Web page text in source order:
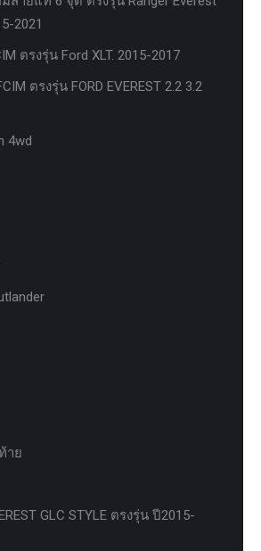
2021
ตรงรุ่น Ford XLT. 2015-2017
ตรงรุ่น FORD EVEREST 2.2 3.2
4wd
าย
GLC STYLE ตรงรุ่น ปี2015-